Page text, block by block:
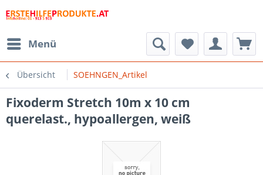
Menü
Übersicht SOEHNGEN_Artikel
Fixoderm Stretch 10m x 10 cm
querelast., hypoallergen, weiß